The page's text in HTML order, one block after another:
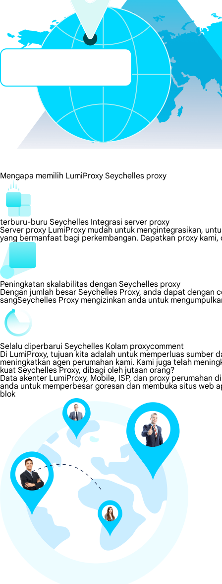
Mengapa memilih LumiProxy Seychelles proxy
terburu-buru Seychelles Integrasi server proxy
Server proxy LumiProxy mudah untuk mengintegrasikan,
yang bermanfaat bagi perkembangan. Dapatkan proxy
Peningkatan skalabilitas dengan Seychelles proxy
Dengan jumlah besar Seychelles Proxy, anda dapat
sangSeychelles Proxy mengizinkan anda untuk
Selalu diperbarui Seychelles Kolam proxycomment
Di LumiProxy, tujuan kita adalah untuk memperluas sumber
meningkatkan agen perumahan kami. Kami juga telah
kuat Seychelles Proxy, dibagi oleh jutaan orang?
Data akenter LumiProxy, Mobile, ISP, dan proxy
anda untuk memperbesar goresan dan membuka situs web
blok